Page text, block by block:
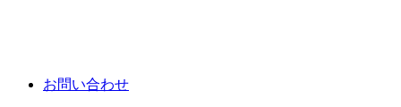
お問い合わせ